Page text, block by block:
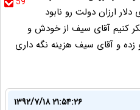
ارزان دولت رو نابود
کنیم آقای سیف از خودش و
زده و آقای سیف هزینه نگه داری
۱۳۹۲/۷/۱۸ ۲۱:۵۴:۲۶